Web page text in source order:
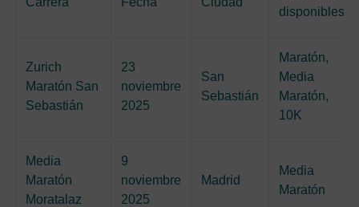
disponibles
Zurich
Maratón San
Sebastián
23
noviembre
2025
San
Sebastián
Maratón,
Media
Maratón,
10K
Media
Maratón
Moratalaz
9
noviembre
2025
Madrid
Media
Maratón